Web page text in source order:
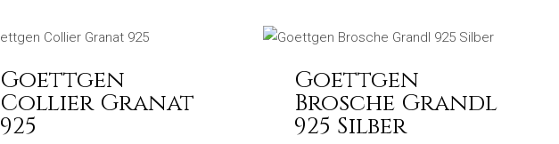
Goettgen
Collier Granat
925
Goettgen
Brosche Grandl
925 Silber